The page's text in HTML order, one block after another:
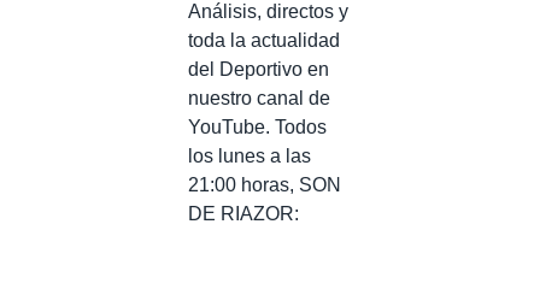
Análisis, directos y
toda la actualidad
del Deportivo en
nuestro canal de
YouTube. Todos
los lunes a las
21:00 horas, SON
DE RIAZOR: